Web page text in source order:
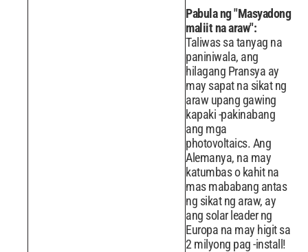
Pabula ng "Masyadong
maliit na araw":
Taliwas sa tanyag na
paniniwala, ang
hilagang Pransya ay
may sapat na sikat ng
araw upang gawing
kapaki -pakinabang
ang mga
photovoltaics. Ang
Alemanya, na may
katumbas o kahit na
mas mababang antas
ng sikat ng araw, ay
ang solar leader ng
Europa na may higit sa
2 milyong pag -install!